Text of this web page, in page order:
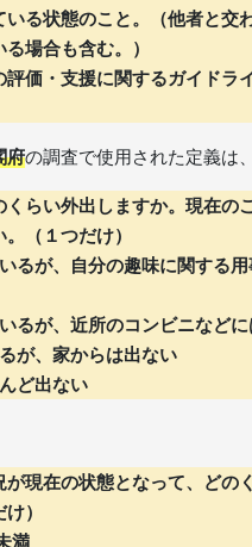
いる状態のこと。（他者と交
場合も含む。）
評価・支援に関するガイドラ
府の調査で使用された定義は、
くらい外出しますか。現在の
（１つだけ）
るが、自分の趣味に関する用
るが、近所のコンビニなどに
が、家からは出ない
ど出ない
が現在の状態となって、どの
）
満